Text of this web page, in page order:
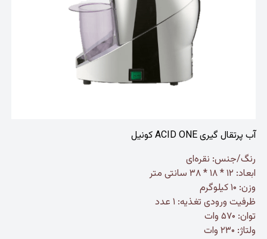
آب پرتقال گیری ACID ONE کونیل
رنگ/جنس: نقره‌ای
ابعاد: ۱۲ * ۱۸ * ۳۸ سانتی متر
وزن: ۱۰ کیلوگرم
ظرفیت ورودی تغذیه: ۱ عدد
توان: ۵۷۰ وات
ولتاژ: ۲۳۰ وات